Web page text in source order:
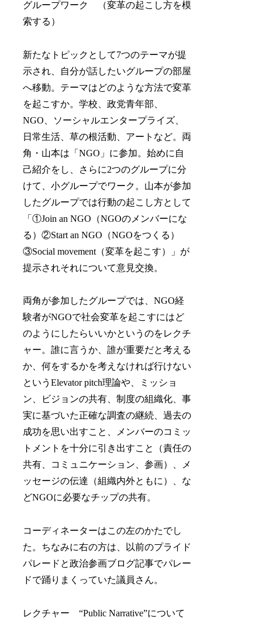
グループワーク （変革の起こし方を模
索する）
新たなトピックとして7つのテーマが提
示され、自分が話したいグループの部屋
へ移動。テーマはどのような方法で変革
を起こすか。学校、政党青年部、
NGO、ソーシャルエンタープライズ、
日常生活、草の根活動、アートなど。両
角・山本は「NGO」に参加。始めに自
己紹介をし、さらに2つのグループに分
けて、小グループでワーク。山本が参加
したグループでは行動の起こし方として
「①Join an NGO（NGOのメンバーにな
る）②Start an NGO（NGOをつくる）
③Social movement（変革を起こす）」が
提示されそれについて意見交換。
両角が参加したグループでは、NGO経
験者がNGOで社会変革を起こすにはど
のようにしたらいいかというのをレクチ
ャー。誰に言うか、誰が重要だと考える
か、何をするかを考えなければ行けない
というElevator pitch理論や、ミッショ
ン、ビジョンの共有、制度の組織化、事
実に基づいた正確な調査の継続、過去の
成功を思い出すこと、メンバーのコミッ
トメントを十分に引き出すこと（責任の
共有、コミュニケーション、参画）、メ
ッセージの伝達（組織内外ともに）、な
どNGOに必要なチップの共有。
コーディネーターはこの左のかたでし
た。ちなみに右の方は、以前のプライド
パレードと政治参画ブログ記事でパレー
ドで踊りまくっていた議員さん。
レクチャー “Public Narrative”について